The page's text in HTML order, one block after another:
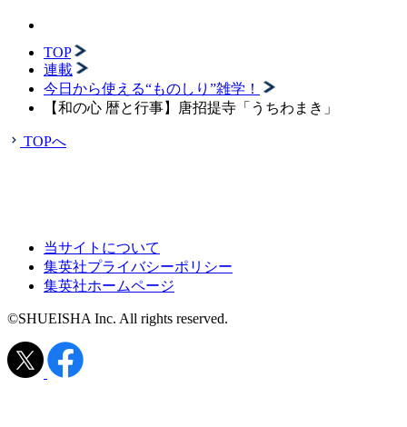
TOP
連載
今日から使える“ものしり”雑学！
【和の心 暦と行事】唐招提寺「うちわまき」
TOPへ
当サイトについて
集英社プライバシーポリシー
集英社ホームページ
©SHUEISHA Inc. All rights reserved.